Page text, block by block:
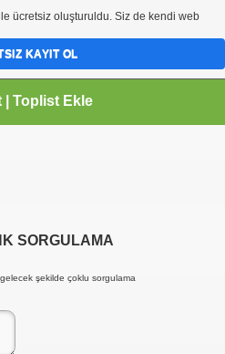
| Toplist Ekle
SORGULAMA
şekilde çoklu sorgulama
ücretsiz oluşturuldu. Siz de kendi web
KAYIT OL